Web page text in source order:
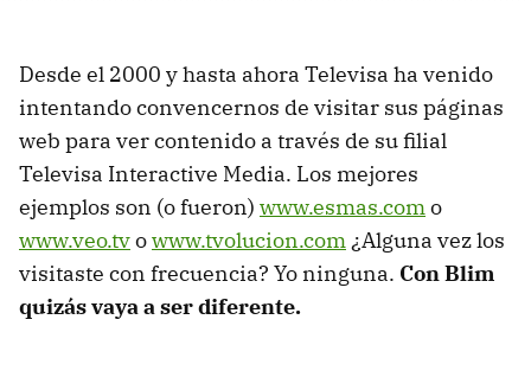
Desde el 2000 y hasta ahora Televisa ha venido
intentando convencernos de visitar sus páginas
web para ver contenido a través de su filial
Televisa Interactive Media. Los mejores
ejemplos son (o fueron) www.esmas.como
www.veo.tvowww.tvolucion.com¿Alguna vez los
visitaste con frecuencia? Yo ninguna. Con Blim
quizás vaya a ser diferente.